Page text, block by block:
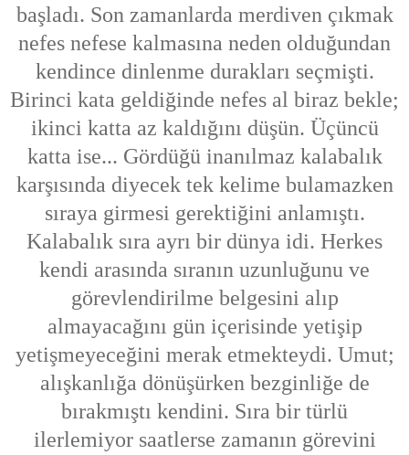
başladı. Son zamanlarda merdiven çıkmak
nefes nefese kalmasına neden olduğundan
kendince dinlenme durakları seçmişti.
Birinci kata geldiğinde nefes al biraz bekle;
ikinci katta az kaldığını düşün. Üçüncü
katta ise... Gördüğü inanılmaz kalabalık
karşısında diyecek tek kelime bulamazken
sıraya girmesi gerektiğini anlamıştı.
Kalabalık sıra ayrı bir dünya idi. Herkes
kendi arasında sıranın uzunluğunu ve
görevlendirilme belgesini alıp
almayacağını gün içerisinde yetişip
yetişmeyeceğini merak etmekteydi. Umut;
alışkanlığa dönüşürken bezginliğe de
bırakmıştı kendini. Sıra bir türlü
ilerlemiyor saatlerse zamanın görevini